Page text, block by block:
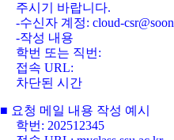
주시기 바랍니다.
-수신자 계정: cloud-
-작성 내용
학번 또는 직번:
접속 URL:
차단된 시간
■ 요청 메일 내용 작성 예시
학번: 202512345